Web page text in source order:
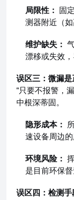
局限性：
固
测器附近（
维护缺失：
漂移或失效，
误区三：微漏
“只要不报警，
中根深蒂固。
隐形成本：
速设备周边的
环境风险：
是目前环保督
误区四：检测